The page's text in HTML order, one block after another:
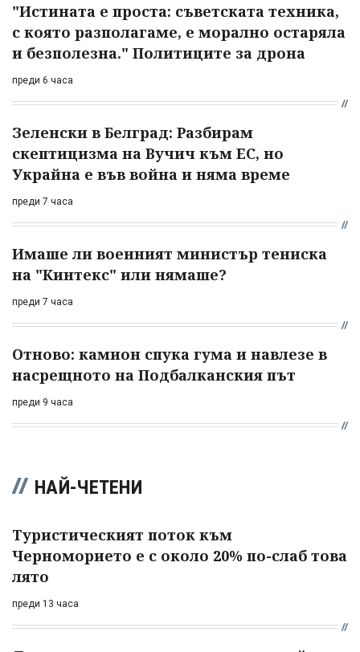
"Истината е проста: съветската техника,
с която разполагаме, е морално остаряла
и безполезна." Политиците за дрона
преди 6 часа
Зеленски в Белград: Разбирам
скептицизма на Вучич към ЕС, но
Украйна е във война и няма време
преди 7 часа
Имаше ли военният министър тениска
на "Кинтекс" или нямаше?
преди 7 часа
Отново: камион спука гума и навлезе в
насрещното на Подбалканския път
преди 9 часа
НАЙ-ЧЕТЕНИ
Туристическият поток към
Черноморието е с около 20% по-слаб това
лято
преди 13 часа